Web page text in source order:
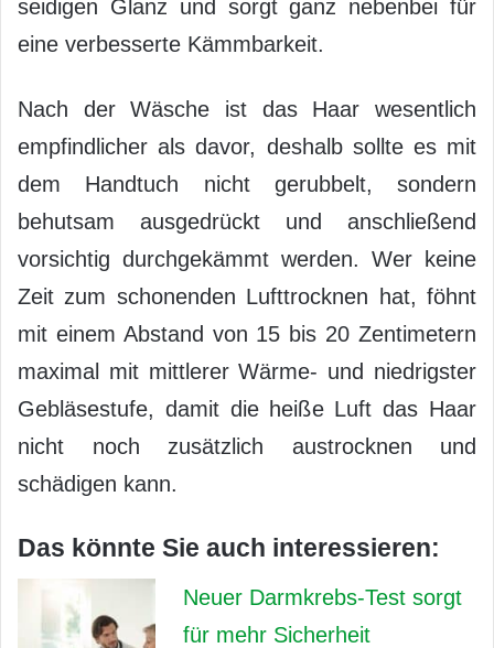
seidigen Glanz und sorgt ganz nebenbei für
eine verbesserte Kämmbarkeit.
Nach der Wäsche ist das Haar wesentlich
empfindlicher als davor, deshalb sollte es mit
dem Handtuch nicht gerubbelt, sondern
behutsam ausgedrückt und anschließend
vorsichtig durchgekämmt werden. Wer keine
Zeit zum schonenden Lufttrocknen hat, föhnt
mit einem Abstand von 15 bis 20 Zentimetern
maximal mit mittlerer Wärme- und niedrigster
Gebläsestufe, damit die heiße Luft das Haar
nicht noch zusätzlich austrocknen und
schädigen kann.
Das könnte Sie auch interessieren:
Neuer Darmkrebs-Test sorgt
für mehr Sicherheit